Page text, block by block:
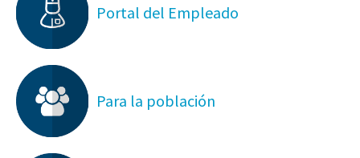
Portal del Empleado
Para la población